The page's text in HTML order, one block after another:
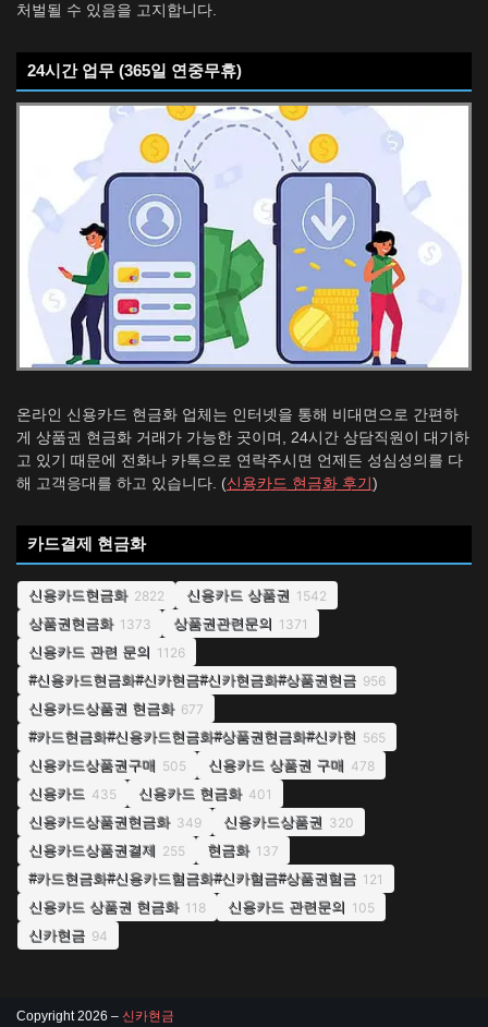
처벌될 수 있음을 고지합니다.
24시간 업무 (365일 연중무휴)
온라인 신용카드 현금화 업체는 인터넷을 통해 비대면으로 간편하
게 상품권 현금화 거래가 가능한 곳이며, 24시간 상담직원이 대기하
고 있기 때문에 전화나 카톡으로 연락주시면 언제든 성심성의를 다
해 고객응대를 하고 있습니다. (신용카드 현금화 후기 )
카드결제 현금화
신용카드현금화 2822 신용카드 상품권 1542
상품권현금화 1373 상품권관련문의 1371
신용카드 관련 문의 1126
#신용카드현금화#신카현금#신카현금화#상품권현금 956
신용카드상품권 현금화 677
#카드현금화#신용카드현금화#상품권현금화#신카현 565
신용카드상품권구매 505 신용카드 상품권 구매 478
신용카드 435 신용카드 현금화 401
신용카드상품권현금화 349 신용카드상품권 320
신용카드상품권결제 255 현금화 137
#카드현금화#신용카드혐금화#신카혐금#상품권혐금 121
신용카드 상품권 현금화 118 신용카드 관련문의 105
신카현금 94
Copyright 2026 – 신카현금